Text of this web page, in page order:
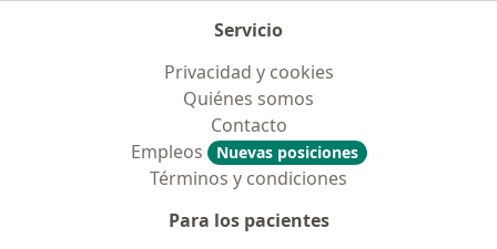
Servicio
Privacidad y cookies
Quiénes somos
Contacto
Empleos
Nuevas posiciones
Términos y condiciones
Para los pacientes